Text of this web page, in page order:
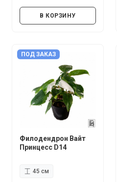
В КОРЗИНУ
ПОД ЗАКАЗ
Филодендрон Вайт
Принцесс D14
45 см